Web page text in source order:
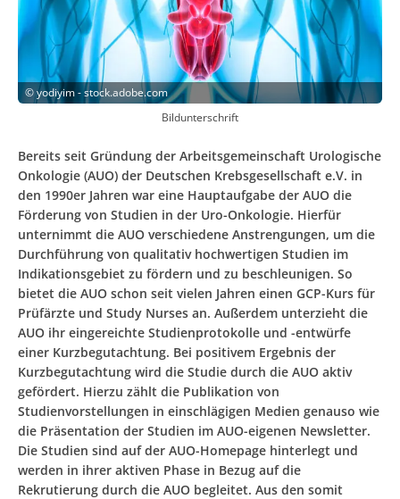
©yodiyim - stock.adobe.com
Bildunterschrift
Bereits seit Gründung der Arbeitsgemeinschaft Urologische
Onkologie (AUO) der Deutschen Krebsgesellschaft e.V. in
den 1990er Jahren war eine Hauptaufgabe der AUO die
Förderung von Studien in der Uro-Onkologie. Hierfür
unternimmt die AUO verschiedene Anstrengungen, um die
Durchführung von qualitativ hochwertigen Studien im
Indikationsgebiet zu fördern und zu beschleunigen. So
bietet die AUO schon seit vielen Jahren einen GCP-Kurs für
Prüfärzte und Study Nurses an. Außerdem unterzieht die
AUO ihr eingereichte Studienprotokolle und -entwürfe
einer Kurzbegutachtung. Bei positivem Ergebnis der
Kurzbegutachtung wird die Studie durch die AUO aktiv
gefördert. Hierzu zählt die Publikation von
Studienvorstellungen in einschlägigen Medien genauso wie
die Präsentation der Studien im AUO-eigenen Newsletter.
Die Studien sind auf der AUO-Homepage hinterlegt und
werden in ihrer aktiven Phase in Bezug auf die
Rekrutierung durch die AUO begleitet. Aus den somit